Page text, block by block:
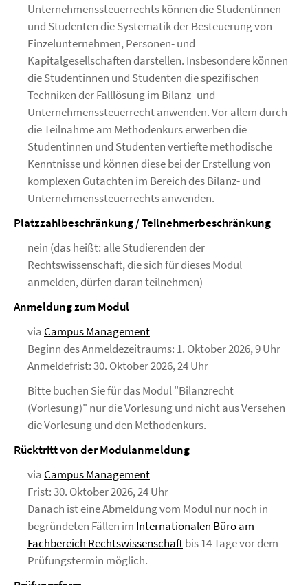
Unternehmenssteuerrechts können die Studentinnen
und Studenten die Systematik der Besteuerung von
Einzelunternehmen, Personen- und
Kapitalgesellschaften darstellen. Insbesondere können
die Studentinnen und Studenten die spezifischen
Techniken der Falllösung im Bilanz- und
Unternehmenssteuerrecht anwenden. Vor allem durch
die Teilnahme am Methodenkurs erwerben die
Studentinnen und Studenten vertiefte methodische
Kenntnisse und können diese bei der Erstellung von
komplexen Gutachten im Bereich des Bilanz- und
Unternehmenssteuerrechts anwenden.
Platzzahlbeschränkung / Teilnehmerbeschränkung
nein (das heißt: alle Studierenden der
Rechtswissenschaft, die sich für dieses Modul
anmelden, dürfen daran teilnehmen)
Anmeldung zum Modul
via Campus Management
Beginn des Anmeldezeitraums: 1. Oktober 2026, 9 Uhr
Anmeldefrist: 30. Oktober 2026, 24 Uhr
Bitte buchen Sie für das Modul "Bilanzrecht
(Vorlesung)" nur die Vorlesung und nicht aus Versehen
die Vorlesung und den Methodenkurs.
Rücktritt von der Modulanmeldung
via Campus Management
Frist: 30. Oktober 2026, 24 Uhr
Danach ist eine Abmeldung vom Modul nur noch in
begründeten Fällen im Internationalen Büro am
Fachbereich Rechtswissenschaftbis 14 Tage vor dem
Prüfungstermin möglich.